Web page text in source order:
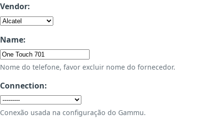
Vendor:
Name:
Nome do telefone, favor excluir nome do fornecedor.
Connection:
Conexão usada na configuração do Gammu.